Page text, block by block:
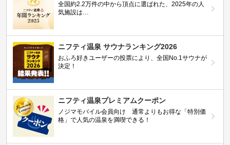
全国約2.2万件の中から頂点に選ばれた、2025年の人
気施設は…
ニフティ温泉 サウナランキング2026
おふろ好きユーザーの投票により、全国No.1サウナが
決定！
ニフティ温泉プレミアムクーポン
ノジマモバイル会員向け 通常よりもお得な「特別価
格」で人気の温泉を満喫できる！